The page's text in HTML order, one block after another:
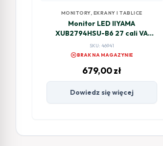
MONITORY, EKRANY I TABLICE
Monitor LED IIYAMA
XUB2794HSU-B6 27 cali VA
100Hz 1ms HAS Pivot
SKU: 46941
cancelBRAK NA MAGAZYNIE
679,00zł
Dowiedz się więcej